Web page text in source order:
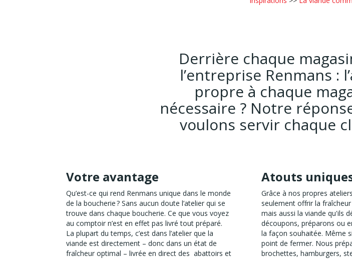
Derrière chaque
l’entreprise Renmans :
propre à chaque
nécessaire ? Notre
voulons servir chaque
Votre avantage
Qu’est-ce qui rend Renmans unique dans le monde
de la boucherie ? Sans aucun doute l’atelier qui se
trouve dans chaque boucherie. Ce que vous voyez
au comptoir n’est en effet pas livré tout préparé.
La plupart du temps, c’est dans l’atelier que la
viande est directement – donc dans un état de
fraîcheur optimal – livrée en direct des abattoirs et
Atouts
Grâce à nos propres
seulement offrir la
mais aussi la viande qu'ils
découpons, préparons ou
la façon souhaitée. Même
point de fermer. Nous
brochettes, hamburgers,